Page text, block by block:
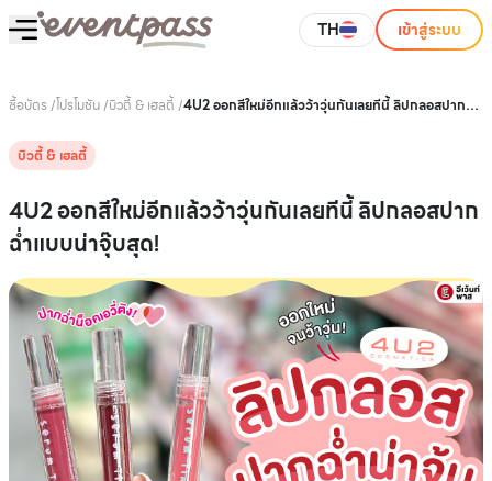
TH เข้าสู่ระบบ
ซื้อบัตร /โปรโมชัน/บิวตี้ & เฮลตี้ /4U2 ออกสีใหม่อีกแล้วว้าวุ่นกันเลยทีนี้ ลิปกลอสปากฉ่ำ
บิวตี้ & เฮลตี้
4U2 ออกสีใหม่อีกแล้วว้าวุ่นกันเลยทีนี้ ลิปกลอสปาก
ฉ่ำแบบน่าจุ๊บสุด!